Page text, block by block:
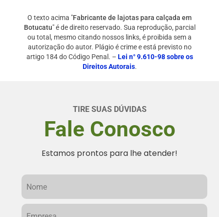
O texto acima "Fabricante de lajotas para calçada em
Botucatu" é de direito reservado. Sua reprodução, parcial
ou total, mesmo citando nossos links, é proibida sem a
autorização do autor. Plágio é crime e está previsto no
artigo 184 do Código Penal. – Lei n° 9.610-98 sobre os
Direitos Autorais.
TIRE SUAS DÚVIDAS
Fale Conosco
Estamos prontos para lhe atender!